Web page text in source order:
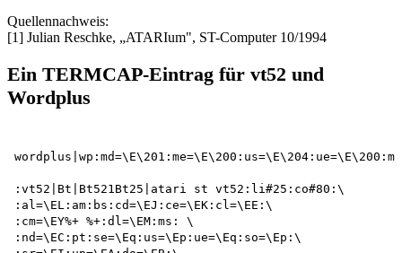
Quellennachweis:
[1] Julian Reschke, „ATARIum", ST-Computer 10/1994
Ein TERMCAP-Eintrag für vt52 und
Wordplus
:vt52|Bt|Bt521Bt25|atari st vt52:li#25:co#80:\
:al=\EL:am:bs:cd=\EJ:ce=\EK:cl=\EE:\
:cm=\EY%+ %+:dl=\EM:ms: \
:nd=\EC:pt:se=\Eq:us=\Ep:ue=\Eq:so=\Ep:\